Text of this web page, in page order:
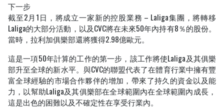
下一步
截至2月1日，將成立一家新的控股業務 – Laliga集團，將轉移
Laliga的大部分活動，以及CVC將在未來50年內持有8％的股份。
當時，拉利加俱樂部還將獲得2.98億歐元。
這是一項50年計算的工作的第一步，該工作將使Laliga及其俱樂
部升至全球的新水平。與CVC的聯盟代表了在體育行業中擁有豐
富全球經驗的市場合作夥伴的增加，帶來了持久的資金以及能
力，以幫助Laliga及其俱樂部在全球範圍內在全球範圍內成長，
這是出色的困難以及不確定性在享受行業內。